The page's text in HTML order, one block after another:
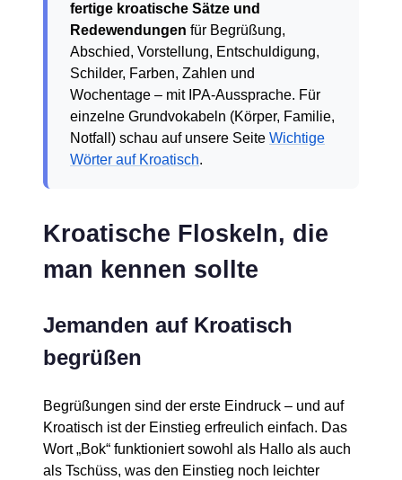
fertige kroatische Sätze und
Redewendungen für Begrüßung,
Abschied, Vorstellung, Entschuldigung,
Schilder, Farben, Zahlen und
Wochentage – mit IPA-Aussprache. Für
einzelne Grundvokabeln (Körper, Familie,
Notfall) schau auf unsere Seite Wichtige
Wörter auf Kroatisch.
Kroatische Floskeln, die
man kennen sollte
Jemanden auf Kroatisch
begrüßen
Begrüßungen sind der erste Eindruck – und auf
Kroatisch ist der Einstieg erfreulich einfach. Das
Wort „Bok“ funktioniert sowohl als Hallo als auch
als Tschüss, was den Einstieg noch leichter